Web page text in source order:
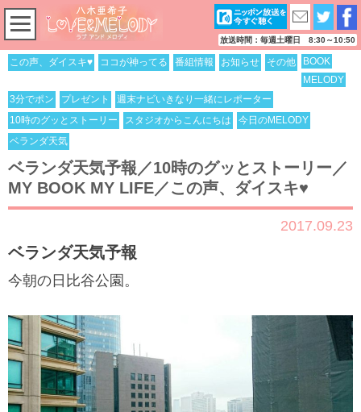
放送時間：毎週土曜日 8:30～10:50
この声、ダイスキ♥ ココが神ってる 番組情報 お知らせ その他
BOOK
MELODY
3分でポン
プレゼント
週末ナビいきなり一緒にレポーター
10時のグッとストーリー
スタジオからこんにちは
今日のMELODY
ベランダ天気
ベランダ天気予報／10時のグッとストーリー／
MY BOOK MY LIFE／この声、ダイスキ♥
2017.09.23
ベランダ天気予報
今朝の日比谷公園。